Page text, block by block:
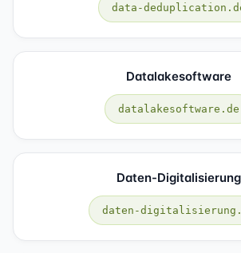
data-
Datalakesoftware
datalakesoftware.de
Daten-Digitalisierung
daten-